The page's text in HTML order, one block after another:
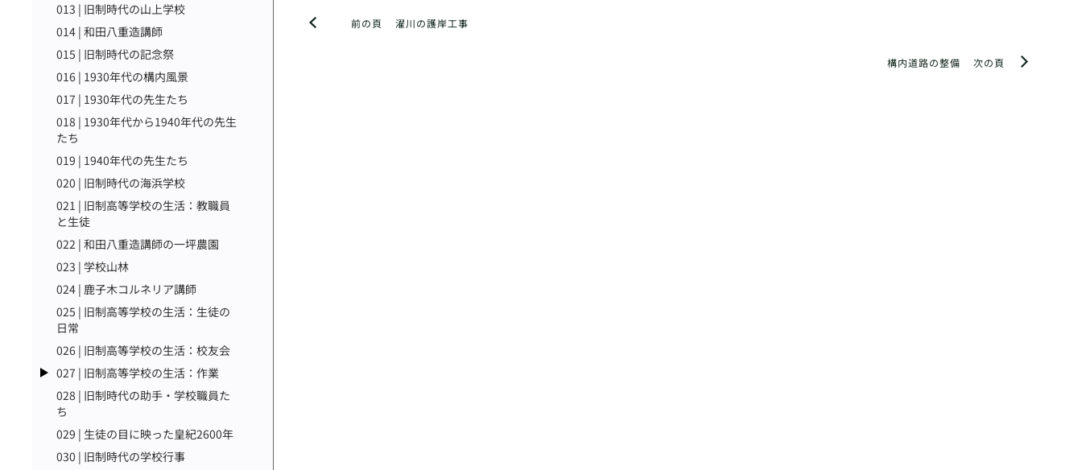
013 | 旧制時代の山上学校
014 | 和田八重造講師
015 | 旧制時代の記念祭
016 | 1930年代の構内風景
017 | 1930年代の先生たち
018 | 1930年代から1940年代の先生
たち
019 | 1940年代の先生たち
020 | 旧制時代の海浜学校
021 | 旧制高等学校の生活：教職員
と生徒
022 | 和田八重造講師の一坪農園
023 | 学校山林
024 | 鹿子木コルネリア講師
025 | 旧制高等学校の生活：生徒の
日常
026 | 旧制高等学校の生活：校友会
027 | 旧制高等学校の生活：作業
028 | 旧制時代の助手・学校職員た
ち
029 | 生徒の目に映った皇紀2600年
030 | 旧制時代の学校行事
前の頁 濯川の護岸工事
次の頁
構内道路の整備